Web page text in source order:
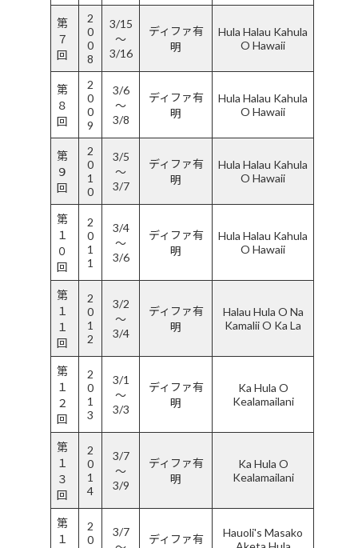
第
７
回
2
0
0
8
3/15
〜
3/16
ディファ有
明
Hula Halau Kahula
O Hawaii
第
８
回
2
0
0
9
3/6
〜
3/8
ディファ有
明
Hula Halau Kahula
O Hawaii
第
９
回
2
0
1
0
3/5
〜
3/7
ディファ有
明
Hula Halau Kahula
O Hawaii
第
１
０
回
2
0
1
1
3/4
〜
3/6
ディファ有
明
Hula Halau Kahula
O Hawaii
第
１
１
回
2
0
1
2
3/2
〜
3/4
ディファ有
明
Halau Hula O Na
Kamalii O Ka La
第
１
２
回
2
0
1
3
3/1
〜
3/3
ディファ有
明
Ka Hula O
Kealamailani
第
１
３
回
2
0
1
4
3/7
〜
3/9
ディファ有
明
Ka Hula O
Kealamailani
第
１
2
0
3/7
ディファ有
Hauoli's Masako